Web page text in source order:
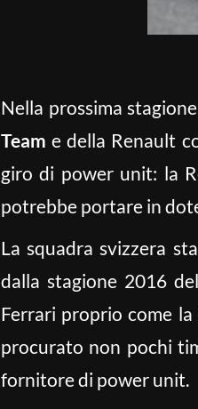
Nella prossima
Team e della Renault
giro di power unit: la
potrebbe portare in
La squadra svizzera
dalla stagione 2016
Ferrari proprio come
procurato non pochi
fornitore di power unit.